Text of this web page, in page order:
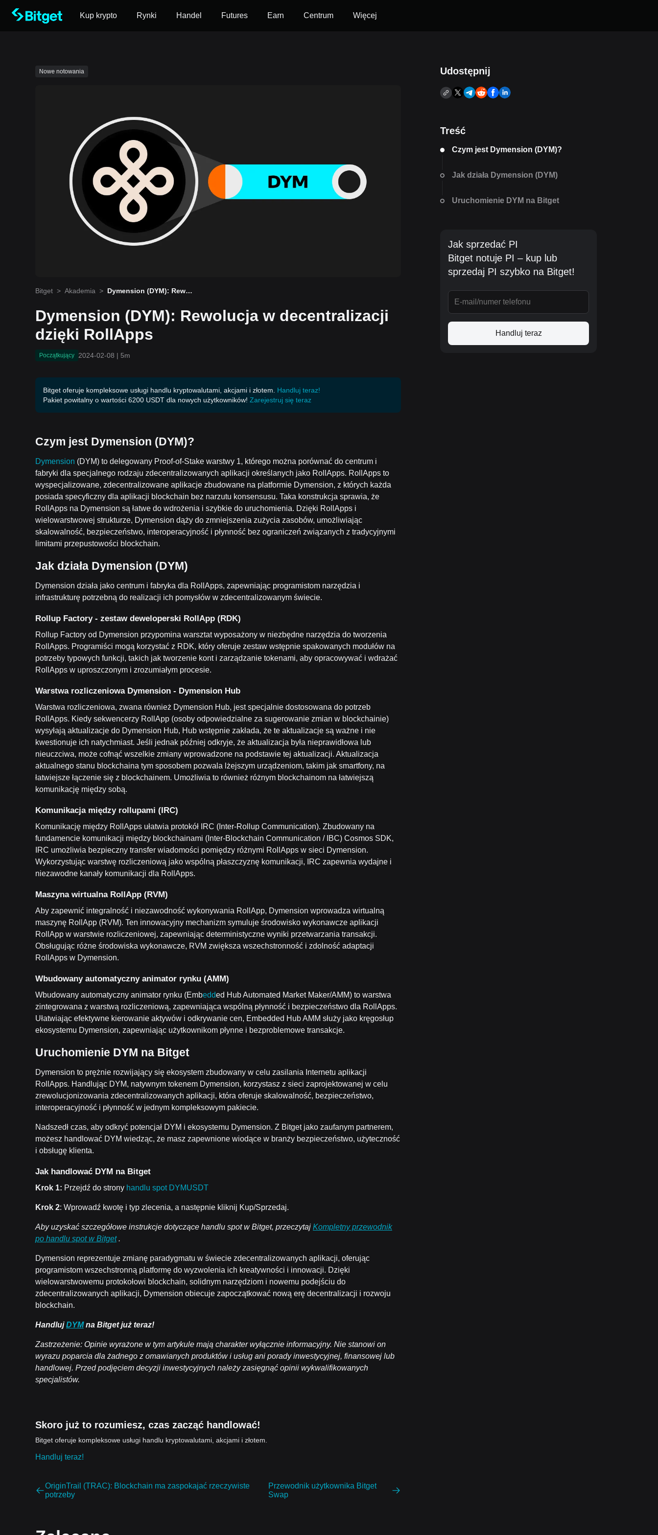
Kup krypto Rynki Handel Futures Earn Centrum Więcej
Nowe notowania
Bitget > Akademia > Dymension (DYM): Rewol
Dymension (DYM): Rewolucja w decentralizacji
dzięki RollApps
Początkujący 2024-02-08 | 5m
Bitget oferuje kompleksowe usługi handlu kryptowalutami, akcjami i złotem.
Handluj teraz!
Pakiet powitalny o wartości 6200 USDT dla nowych użytkowników! Zarejestruj się teraz
Czym jest Dymension (DYM)?
Dymension (DYM) to delegowany Proof-of-Stake warstwy 1, którego można porównać do centrum i
fabryki dla specjalnego rodzaju zdecentralizowanych aplikacji określanych jako RollApps. RollApps to
wyspecjalizowane, zdecentralizowane aplikacje zbudowane na platformie Dymension, z których każda
posiada specyficzny dla aplikacji blockchain bez narzutu konsensusu. Taka konstrukcja sprawia, że
RollApps na Dymension są łatwe do wdrożenia i szybkie do uruchomienia. Dzięki RollApps i
wielowarstwowej strukturze, Dymension dąży do zmniejszenia zużycia zasobów, umożliwiając
skalowalność, bezpieczeństwo, interoperacyjność i płynność bez ograniczeń związanych z tradycyjnymi
limitami przepustowości blockchain.
Jak działa Dymension (DYM)
Dymension działa jako centrum i fabryka dla RollApps, zapewniając programistom narzędzia i
infrastrukturę potrzebną do realizacji ich pomysłów w zdecentralizowanym świecie.
Rollup Factory - zestaw deweloperski RollApp (RDK)
Rollup Factory od Dymension przypomina warsztat wyposażony w niezbędne narzędzia do tworzenia
RollApps. Programiści mogą korzystać z RDK, który oferuje zestaw wstępnie spakowanych modułów na
potrzeby typowych funkcji, takich jak tworzenie kont i zarządzanie tokenami, aby opracowywać i wdrażać
RollApps w uproszczonym i zrozumiałym procesie.
Warstwa rozliczeniowa Dymension - Dymension Hub
Warstwa rozliczeniowa, zwana również Dymension Hub, jest specjalnie dostosowana do potrzeb
RollApps. Kiedy sekwencerzy RollApp (osoby odpowiedzialne za sugerowanie zmian w blockchainie)
wysyłają aktualizacje do Dymension Hub, Hub wstępnie zakłada, że te aktualizacje są ważne i nie
kwestionuje ich natychmiast. Jeśli jednak później odkryje, że aktualizacja była nieprawidłowa lub
nieuczciwa, może cofnąć wszelkie zmiany wprowadzone na podstawie tej aktualizacji. Aktualizacja
aktualnego stanu blockchaina tym sposobem pozwala lżejszym urządzeniom, takim jak smartfony, na
łatwiejsze łączenie się z blockchainem. Umożliwia to również różnym blockchainom na łatwiejszą
komunikację między sobą.
Komunikacja między rollupami (IRC)
Komunikację między RollApps ułatwia protokół IRC (Inter-Rollup Communication). Zbudowany na
fundamencie komunikacji między blockchainami (Inter-Blockchain Communication / IBC) Cosmos SDK,
IRC umożliwia bezpieczny transfer wiadomości pomiędzy różnymi RollApps w sieci Dymension.
Wykorzystując warstwę rozliczeniową jako wspólną płaszczyznę komunikacji, IRC zapewnia wydajne i
niezawodne kanały komunikacji dla RollApps.
Maszyna wirtualna RollApp (RVM)
Aby zapewnić integralność i niezawodność wykonywania RollApp, Dymension wprowadza wirtualną
maszynę RollApp (RVM). Ten innowacyjny mechanizm symuluje środowisko wykonawcze aplikacji
RollApp w warstwie rozliczeniowej, zapewniając deterministyczne wyniki przetwarzania transakcji.
Obsługując różne środowiska wykonawcze, RVM zwiększa wszechstronność i zdolność adaptacji
RollApps w Dymension.
Wbudowany automatyczny animator rynku (AMM)
Wbudowany automatyczny animator rynku (Embedded Hub Automated Market Maker/AMM) to warstwa
zintegrowana z warstwą rozliczeniową, zapewniająca wspólną płynność i bezpieczeństwo dla RollApps.
Ułatwiając efektywne kierowanie aktywów i odkrywanie cen, Embedded Hub AMM służy jako kręgosłup
ekosystemu Dymension, zapewniając użytkownikom płynne i bezproblemowe transakcje.
Uruchomienie DYM na Bitget
Dymension to prężnie rozwijający się ekosystem zbudowany w celu zasilania Internetu aplikacji
RollApps. Handlując DYM, natywnym tokenem Dymension, korzystasz z sieci zaprojektowanej w celu
zrewolucjonizowania zdecentralizowanych aplikacji, która oferuje skalowalność, bezpieczeństwo,
interoperacyjność i płynność w jednym kompleksowym pakiecie.
Nadszedł czas, aby odkryć potencjał DYM i ekosystemu Dymension. Z Bitget jako zaufanym partnerem,
możesz handlować DYM wiedząc, że masz zapewnione wiodące w branży bezpieczeństwo, użyteczność
i obsługę klienta.
Jak handlować DYM na Bitget
Krok 1: Przejdź do strony handlu spot DYMUSDT
Krok 2: Wprowadź kwotę i typ zlecenia, a następnie kliknij Kup/Sprzedaj.
Aby uzyskać szczegółowe instrukcje dotyczące handlu spot w Bitget, przeczytaj Kompletny przewodnik
po handlu spot w Bitget .
Dymension reprezentuje zmianę paradygmatu w świecie zdecentralizowanych aplikacji, oferując
programistom wszechstronną platformę do wyzwolenia ich kreatywności i innowacji. Dzięki
wielowarstwowemu protokołowi blockchain, solidnym narzędziom i nowemu podejściu do
zdecentralizowanych aplikacji, Dymension obiecuje zapoczątkować nową erę decentralizacji i rozwoju
blockchain.
Handluj DYM na Bitget już teraz!
Zastrzeżenie: Opinie wyrażone w tym artykule mają charakter wyłącznie informacyjny. Nie stanowi on
wyrazu poparcia dla żadnego z omawianych produktów i usług ani porady inwestycyjnej, finansowej lub
handlowej. Przed podjęciem decyzji inwestycyjnych należyzasięgnąć opinii wykwalifikowanych
specjalistów.
Skoro już to rozumiesz, czas zacząć handlować!
Bitget oferuje kompleksowe usługi handlu kryptowalutami, akcjami i złotem.
Handluj teraz!
OriginTrail (TRAC): Blockchain ma zaspokajać rzeczywiste
potrzeby
Przewodnik użytkownika Bitget
Swap
Udostępnij
Treść
Czym jest Dymension (DYM)?
Jak działa Dymension (DYM)
Uruchomienie DYM na Bitget
Jak sprzedać PI
Bitget notuje PI – kup lub
sprzedaj PI szybko na Bitget!
Handluj teraz